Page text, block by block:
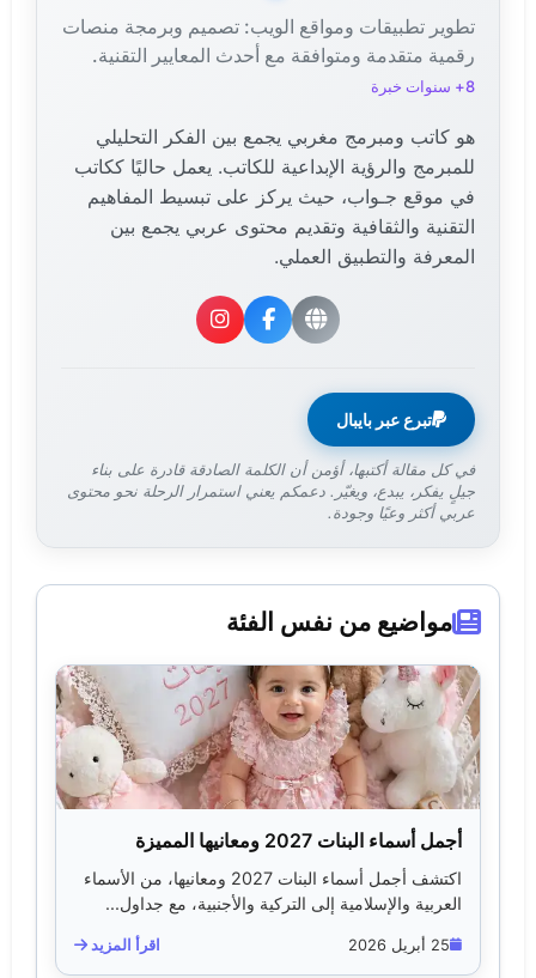
تطوير تطبيقات ومواقع الويب: تصميم وبرمجة منصات
رقمية متقدمة ومتوافقة مع أحدث المعايير التقنية.
8+ سنوات خبرة
هو كاتب ومبرمج مغربي يجمع بين الفكر التحليلي
للمبرمج والرؤية الإبداعية للكاتب. يعمل حاليًا ككاتب
في موقع جـواب، حيث يركز على تبسيط المفاهيم
التقنية والثقافية وتقديم محتوى عربي يجمع بين
المعرفة والتطبيق العملي.
تبرع عبر بايبال
في كل مقالة أكتبها، أؤمن أن الكلمة الصادقة قادرة على بناء
جيلٍ يفكر، يبدع، ويغيّر. دعمكم يعني استمرار الرحلة نحو محتوى
عربي أكثر وعيًا وجودة.
مواضيع من نفس الفئة
أجمل أسماء البنات 2027 ومعانيها المميزة
اكتشف أجمل أسماء البنات 2027 ومعانيها، من الأسماء
العربية والإسلامية إلى التركية والأجنبية، مع جداول...
25 أبريل 2026 اقرأ المزيد